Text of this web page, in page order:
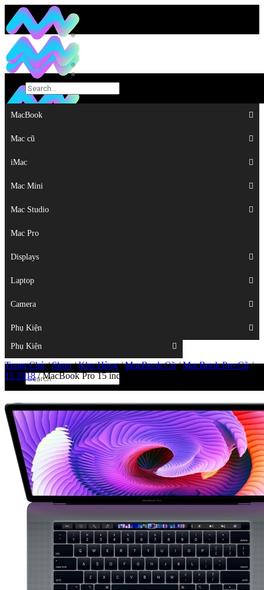
MacBook
Mac cũ
iMac
Mac Mini
Mac Studio
Mac Pro
Displays
Laptop
Camera
Phụ Kiện
MacBook
Mac cũ
iMac
Mac Mini
Mac Studio
Mac Pro
Displays
Laptop
Camera
Phụ Kiện
Top
Trang Chủ/Shop/Kho Hàng/MacBook Cũ/MacBook Pro Cũ/
15 2018/MacBook Pro 15 inch 2018 256Gb MR962 – 98%